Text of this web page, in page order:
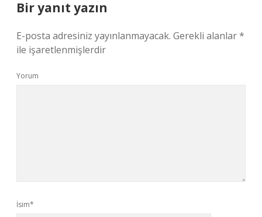
Bir yanıt yazın
E-posta adresiniz yayınlanmayacak. Gerekli alanlar*
ile işaretlenmişlerdir
Yorum
İsim*